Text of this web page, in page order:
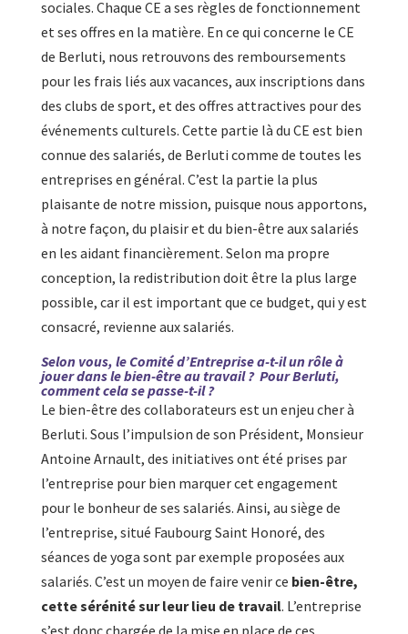
sociales. Chaque CE a ses règles de fonctionnement
et ses offres en la matière. En ce qui concerne le CE
de Berluti, nous retrouvons des remboursements
pour les frais liés aux vacances, aux inscriptions dans
des clubs de sport, et des offres attractives pour des
événements culturels. Cette partie là du CE est bien
connue des salariés, de Berluti comme de toutes les
entreprises en général. C’est la partie la plus
plaisante de notre mission, puisque nous apportons,
à notre façon, du plaisir et du bien-être aux salariés
en les aidant financièrement. Selon ma propre
conception, la redistribution doit être la plus large
possible, car il est important que ce budget, qui y est
consacré, revienne aux salariés.
Selon vous, le Comité d’Entreprise a-t-il un rôle à
jouer dans le bien-être au travail ? Pour Berluti,
comment cela se passe-t-il ?
Le bien-être des collaborateurs est un enjeu cher à
Berluti. Sous l’impulsion de son Président, Monsieur
Antoine Arnault, des initiatives ont été prises par
l’entreprise pour bien marquer cet engagement
pour le bonheur de ses salariés. Ainsi, au siège de
l’entreprise, situé Faubourg Saint Honoré, des
séances de yoga sont par exemple proposées aux
salariés. C’est un moyen de faire venir ce bien-être,
cette sérénité sur leur lieu de travail. L’entreprise